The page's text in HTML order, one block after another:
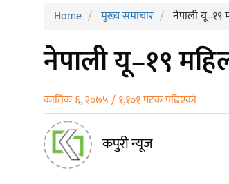
Home मुख्य समाचार नेपाली यू–१९
नेपाली यू–१९
कार्तिक ६, २०७५ / १,१०१ पटक पढिएको
कपुरी न्यूज